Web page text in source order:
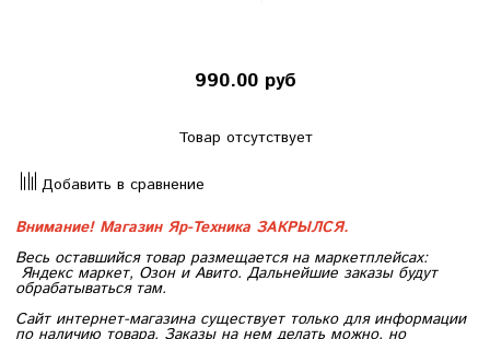
990.00 руб
Товар отсутствует
Добавить в сравнение
Внимание! Магазин Яр-Техника ЗАКРЫЛСЯ.
Весь оставшийся товар размещается на маркетплейсах:
Яндекс маркет, Озон и Авито. Дальнейшие заказы будут
обрабатываться там.
Сайт интернет-магазина существует только для информации
по наличию товара. Заказы на нем делать можно, но